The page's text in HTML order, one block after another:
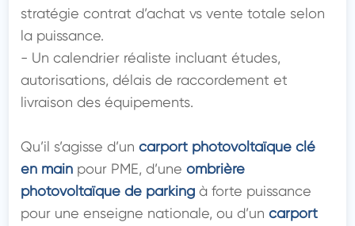
stratégie contrat d’achat vs vente totale selon
la puissance.
- Un calendrier réaliste incluant études,
autorisations, délais de raccordement et
livraison des équipements.
Qu’il s’agisse d’un carport photovoltaïque clé
en main pour PME, d’une ombrière
photovoltaïque de parking à forte puissance
pour une enseigne nationale, ou d’un carport